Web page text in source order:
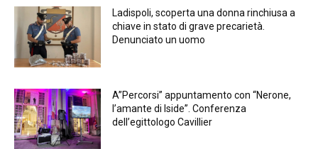
Ladispoli, scoperta una donna rinchiusa a
chiave in stato di grave precarietà.
Denunciato un uomo
A”Percorsi” appuntamento con “Nerone,
l’amante di Iside”. Conferenza
dell’egittologo Cavillier